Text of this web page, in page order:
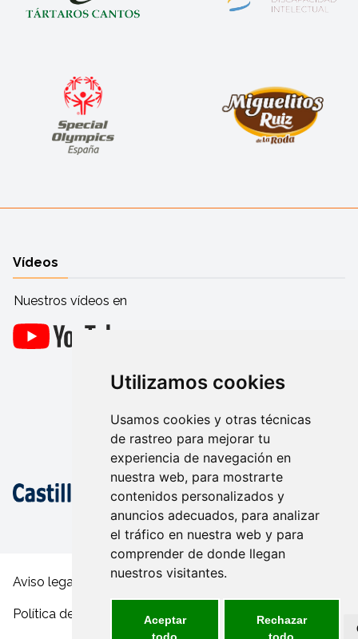
Utilizamos cookies
Usamos cookies y otras técnicas
de rastreo para mejorar tu
experiencia de navegación en
nuestra web, para mostrarte
contenidos personalizados y
anuncios adecuados, para analizar
el tráfico en nuestra web y para
comprender de donde llegan
nuestros visitantes.
Aceptar
Rechazar
Vídeos
Nuestros vídeos en
Aviso legal y condiciones de uso
Política de privacidad